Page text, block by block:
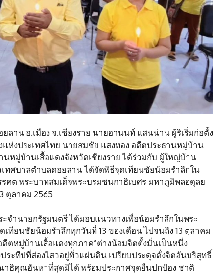
ลาน อ.เมือง จ.เชียงราย นายอานนท์ แสนน่าน ผู้ริเริ่มก่อตั้ง
ห่งประเทศไทย นายสมชัย แสงทอง อดีตประธานหมู่บ้าน
นหมู่บ้านเสื้อแดงจังหวัดเชียงราย ได้ร่วมกับ ผู้ใหญ่บ้าน
ทศบาลตำบลดอยลาน ได้จัดพิธีจุดเทียนชัยน้อมรำลึกใน
ต พระบาทสมเด็จพระบรมชนกาธิเบศร มหาภูมิพลอดุลย
ตุลาคม 2565
จำนายกรัฐมนตรี ได้มอบแนวทางเพื่อน้อมรำลึกในพระ
ทียนชัยน้อมรำลึกทุกวันที่ 13 ของเดือน ไปจนถึง 13 ตุลาคม
ตหมู่บ้านเสื้อแดงทุกภาค”ต่างน้อมจิตตั้งมั่นเป็นหนึ่ง
ระทีปที่ส่องไสวอยู่ทั่วแผ่นดิน เปรียบประดุจดั่งจิตอันบริสุทธิ์
ธิคุณอันหาที่สุดมิได้ พร้อมประกาศจุดยืนปกป้อง ชาติ